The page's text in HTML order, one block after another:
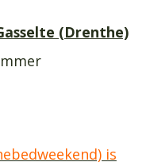
(Drenthe)
is